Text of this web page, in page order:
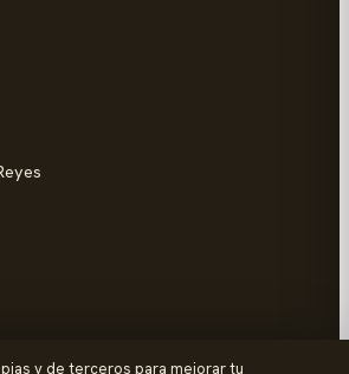
y de terceros para mejorar tu